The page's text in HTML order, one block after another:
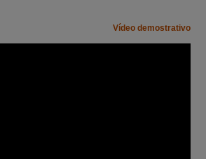
Vídeo demostrativo